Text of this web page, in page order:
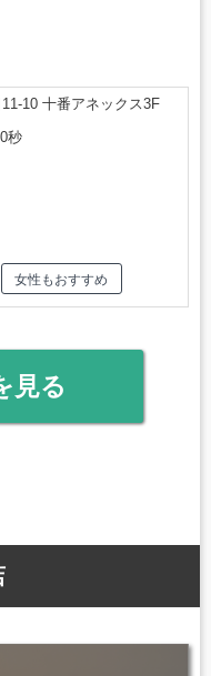
10 十番アネックス3F
秒
女性もおすすめ
見る